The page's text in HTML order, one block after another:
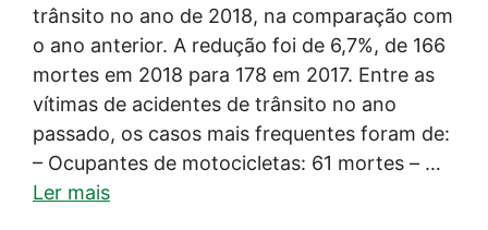
trânsito no ano de 2018, na comparação com
o ano anterior. A redução foi de 6,7%, de 166
mortes em 2018 para 178 em 2017. Entre as
vítimas de acidentes de trânsito no ano
passado, os casos mais frequentes foram de:
– Ocupantes de motocicletas: 61 mortes – …
Ler mais